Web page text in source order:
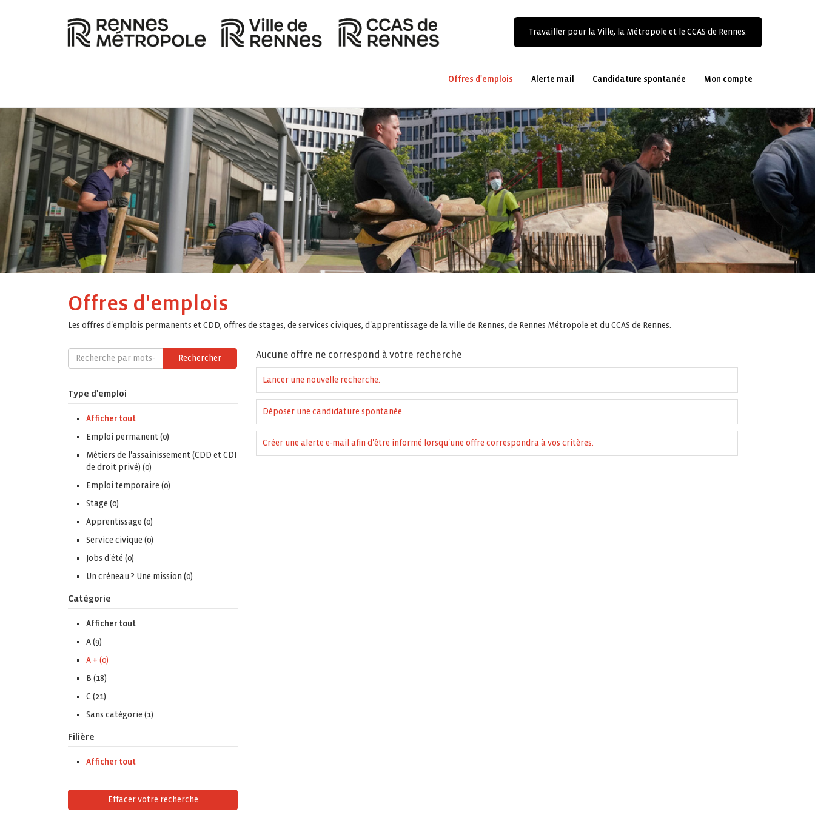
Travailler pour la Ville, la Métropole et le CCAS de Rennes.
Offres d'emplois Alerte mail Candidature spontanée Mon compte
Offres d'emplois
Les offres d'emplois permanents et CDD, offres de stages, de services civiques, d'apprentissage de la ville de Rennes, de Rennes Métropole et du CCAS de Rennes.
Rechercher
Type d'emploi
Afficher tout
Emploi permanent (0)
Métiers de l'assainissement (CDD et CDI
de droit privé) (0)
Emploi temporaire (0)
Stage (0)
Apprentissage (0)
Service civique (0)
Jobs d'été (0)
Un créneau ? Une mission (0)
Catégorie
Afficher tout
A (9)
A + (0)
B (18)
C (21)
Sans catégorie (1)
Filière
Afficher tout
Effacer votre recherche
Aucune offre ne correspond à votre recherche
Lancer une nouvelle recherche.
Déposer une candidature spontanée.
Créer une alerte e-mail afin d'être informé lorsqu'une offre correspondra à vos critères.